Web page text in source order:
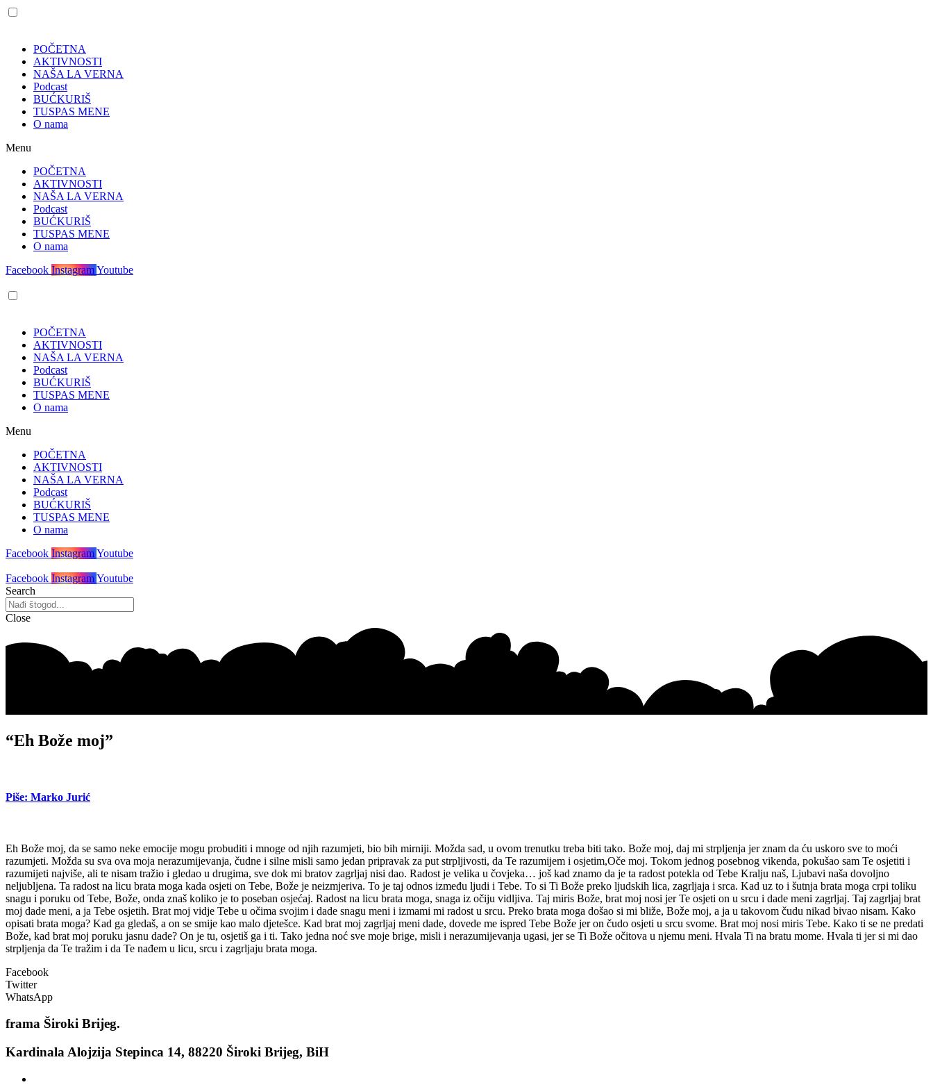
POČETNA
AKTIVNOSTI
NAŠA LA VERNA
Podcast
BUĆKURIŠ
TUSPAS MENE
O nama
Menu
POČETNA
AKTIVNOSTI
NAŠA LA VERNA
Podcast
BUĆKURIŠ
TUSPAS MENE
O nama
Facebook InstagramYoutube
POČETNA
AKTIVNOSTI
NAŠA LA VERNA
Podcast
BUĆKURIŠ
TUSPAS MENE
O nama
Menu
POČETNA
AKTIVNOSTI
NAŠA LA VERNA
Podcast
BUĆKURIŠ
TUSPAS MENE
O nama
Facebook InstagramYoutube
Facebook InstagramYoutube
Search
Close
“Eh Bože moj”
Piše: Marko Jurić
Eh Bože moj, da se samo neke emocije mogu probuditi i mnoge od njih razumjeti, bio bih mirniji. Možda sad, u ovom trenutku treba biti tako. Bože moj, daj mi strpljenja jer znam da ću uskoro sve to moći
razumjeti. Možda su sva ova moja nerazumijevanja, čudne i silne misli samo jedan pripravak za put strpljivosti, da Te razumijem i osjetim,Oče moj. Tokom jednog posebnog vikenda, pokušao sam Te osjetiti i
razumijeti najviše, ali te nisam tražio i gledao u drugima, sve dok mi bratov zagrljaj nisi dao. Radost je velika u čovjeka… još kad znamo da je ta radost potekla od Tebe Kralju naš, Ljubavi naša dovoljno
neljubljena. Ta radost na licu brata moga kada osjeti on Tebe, Bože je neizmjeriva. To je taj odnos između ljudi i Tebe. To si Ti Bože preko ljudskih lica, zagrljaja i srca. Kad uz to i šutnja brata moga crpi toliku
snagu i poruku od Tebe, Bože, onda znaš koliko je to poseban osjećaj. Radost na licu brata moga, snaga iz očiju vidljiva. Taj miris Bože, brat moj nosi jer Te osjeti on u srcu i dade meni zagrljaj. Taj zagrljaj brat
moj dade meni, a ja Tebe osjetih. Brat moj vidje Tebe u očima svojim i dade snagu meni i izmami mi radost u srcu. Preko brata moga došao si mi bliže, Bože moj, a ja u takovom čudu nikad bivao nisam. Kako
opisati brata moga? Kad ga gledaš, a on se smije kao malo djetešce. Kad brat moj zagrljaj meni dade, dovede me ispred Tebe Bože jer on čudo osjeti u srcu svome. Brat moj nosi miris Tebe. Kako ti se ne predati
Bože, kad brat moj poruku jasnu dade? On je tu, osjetiš ga i ti. Tako jedna noć sve moje brige, misli i nerazumijevanja ugasi, jer se Ti Bože očitova u njemu meni. Hvala Ti na bratu mome. Hvala ti jer si mi dao
strpljenja da Te tražim i da Te nađem u licu, srcu i zagrljaju brata moga.
Facebook
Twitter
WhatsApp
frama Široki Brijeg.
Kardinala Alojzija Stepinca 14, 88220 Široki Brijeg, BiH